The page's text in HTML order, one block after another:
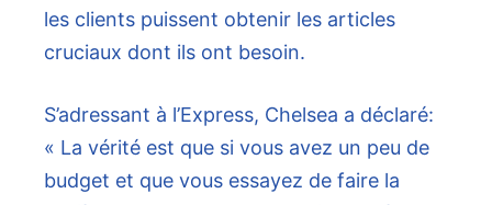
les clients puissent obtenir les articles
cruciaux dont ils ont besoin.
S’adressant à l’Express, Chelsea a déclaré:
« La vérité est que si vous avez un peu de
budget et que vous essayez de faire la